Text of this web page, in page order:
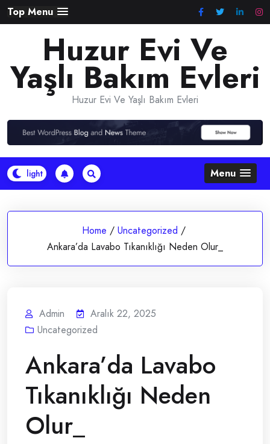
Skip
to
Top Menu
Huzur Evi Ve
Yaşlı Bakım Evleri
Huzur Evi Ve Yaşlı Bakım Evleri
Menu
Home / Uncategorized /
Ankara’da Lavabo Tıkanıklığı Neden Olur_
Admin
Aralık 22, 2025
Uncategorized
Ankara’da Lavabo
Tıkanıklığı Neden
Olur_